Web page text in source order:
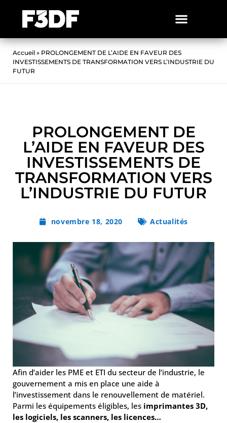
Accueil » PROLONGEMENT DE L’AIDE EN FAVEUR DES
INVESTISSEMENTS DE TRANSFORMATION VERS L’INDUSTRIE DU
FUTUR
PROLONGEMENT DE
L’AIDE EN FAVEUR DES
INVESTISSEMENTS DE
TRANSFORMATION VERS
L’INDUSTRIE DU FUTUR
novembre 18, 2020 Actualités
Afin d’aider les PME et ETI du secteur de l’industrie, le
gouvernement a mis en place une aide à
l’investissement dans le renouvellement de matériel.
Parmi les équipements éligibles, les imprimantes 3D,
les logiciels, les scanners, les licences…